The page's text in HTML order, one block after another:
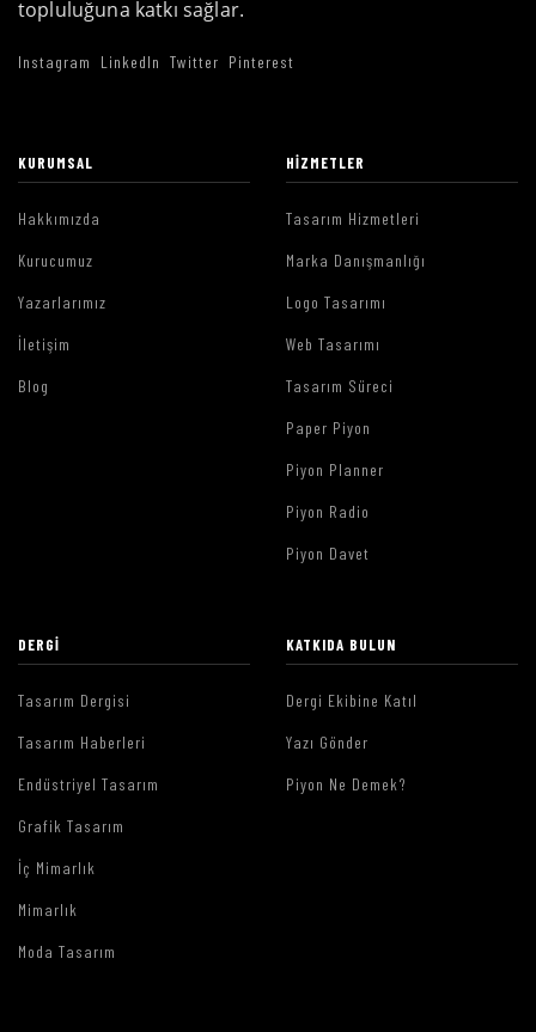
topluluğuna katkı sağlar.
Instagram LinkedIn Twitter Pinterest
KURUMSAL
Hakkımızda
Kurucumuz
Yazarlarımız
İletişim
Blog
HIZMETLER
Tasarım Hizmetleri
Marka Danışmanlığı
Logo Tasarımı
Web Tasarımı
Tasarım Süreci
Paper Piyon
Piyon Planner
Piyon Radio
Piyon Davet
DERGI
Tasarım Dergisi
Tasarım Haberleri
Endüstriyel Tasarım
Grafik Tasarım
İç Mimarlık
Mimarlık
Moda Tasarım
KATKIDA BULUN
Dergi Ekibine Katıl
Yazı Gönder
Piyon Ne Demek?